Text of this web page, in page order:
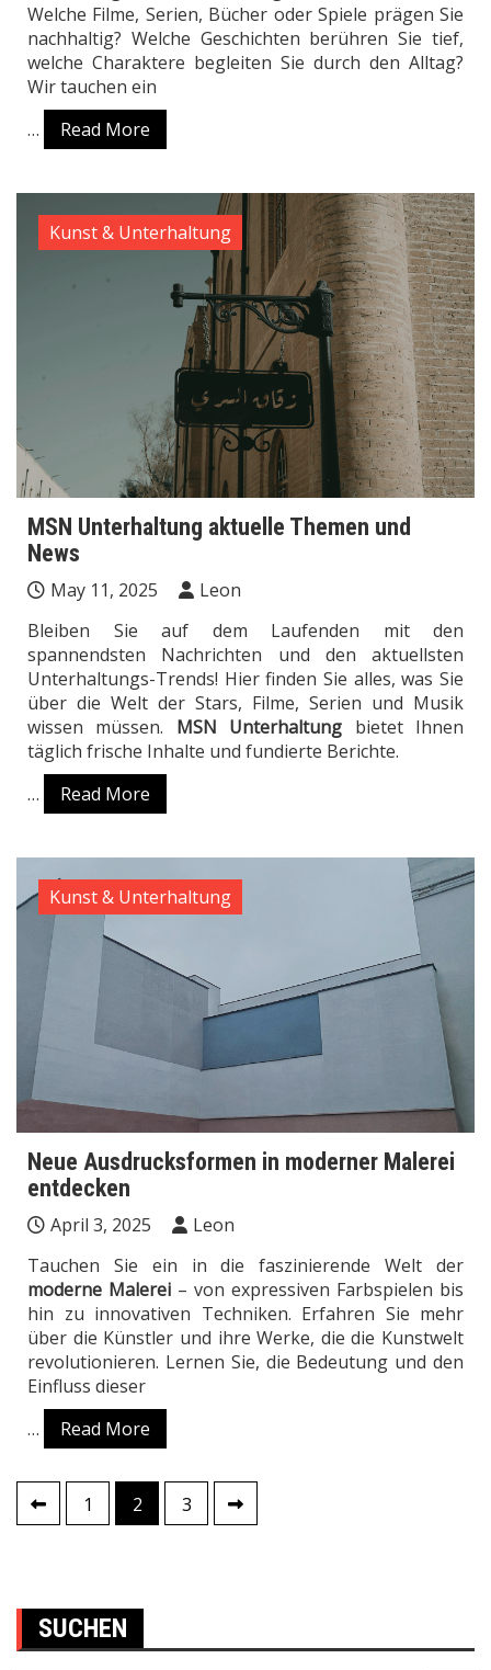
Welche Filme, Serien, Bücher oder Spiele prägen Sie
nachhaltig? Welche Geschichten berühren Sie tief,
welche Charaktere begleiten Sie durch den Alltag?
Wir tauchen ein
…
Read More
Kunst & Unterhaltung
MSN Unterhaltung aktuelle Themen und
News
May 11, 2025
Leon
Bleiben Sie auf dem Laufenden mit den
spannendsten Nachrichten und den aktuellsten
Unterhaltungs-Trends! Hier finden Sie alles, was Sie
über die Welt der Stars, Filme, Serien und Musik
wissen müssen. MSN Unterhaltung bietet Ihnen
täglich frische Inhalte und fundierte Berichte.
…
Read More
Kunst & Unterhaltung
Neue Ausdrucksformen in moderner Malerei
entdecken
April 3, 2025
Leon
Tauchen Sie ein in die faszinierende Welt der
moderne Malerei – von expressiven Farbspielen bis
hin zu innovativen Techniken. Erfahren Sie mehr
über die Künstler und ihre Werke, die die Kunstwelt
revolutionieren. Lernen Sie, die Bedeutung und den
Einfluss dieser
…
Read More
Posts
1 2 3
SUCHEN